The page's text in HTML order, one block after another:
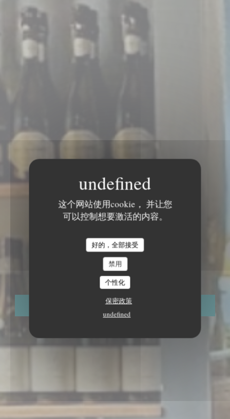
这个网站使用cookie， 并让您
可以控制想要激活的内容。
好的，全部接受
禁用
个性化
保密政策
undefined
• PARIS
LES DEMOISELLES
预订餐位